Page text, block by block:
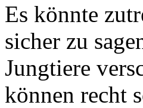
Es könnte
sicher zu
Jungtiere
können recht